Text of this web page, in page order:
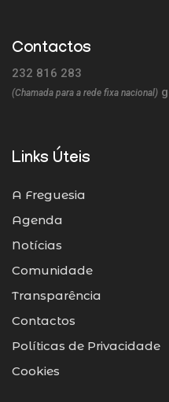
Contactos
232 816 283
(Chamada para a rede fixa nacional)
Links Úteis
A Freguesia
Agenda
Notícias
Comunidade
Transparência
Contactos
Políticas de Privacidade
Cookies